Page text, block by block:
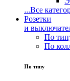
...Все
Розетки
и
По
По
По типу